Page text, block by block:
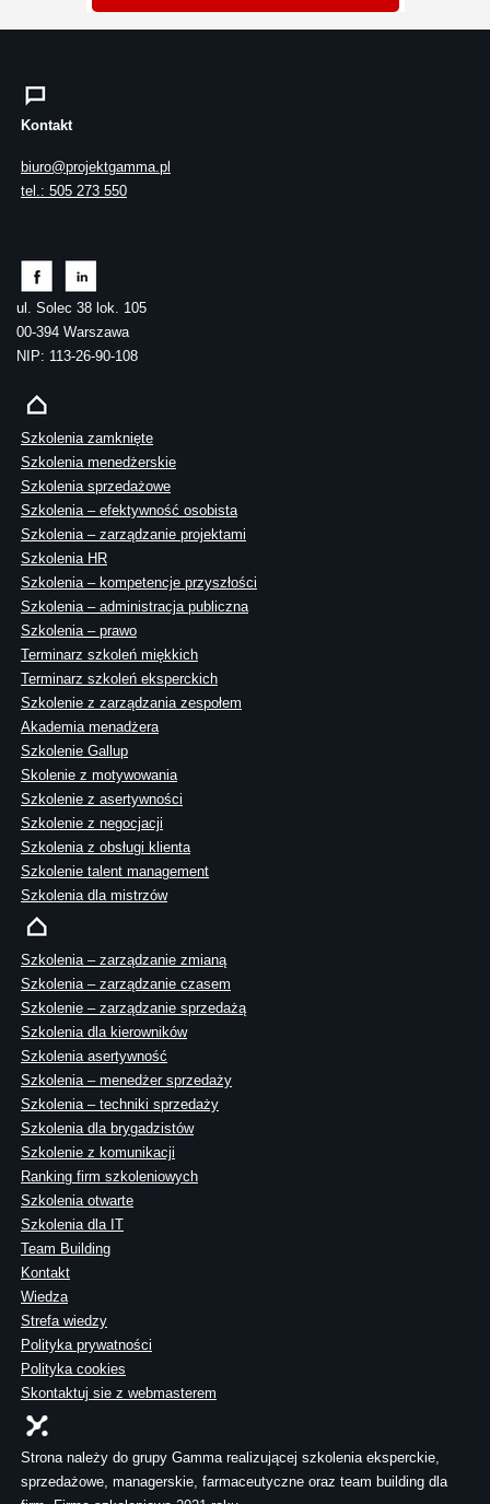
Kontakt
biuro@projektgamma.pl
tel.: 505 273 550
ul. Solec 38 lok. 105
00-394 Warszawa
NIP: 113-26-90-108
Szkolenia zamknięte
Szkolenia menedżerskie
Szkolenia sprzedażowe
Szkolenia – efektywność osobista
Szkolenia – zarządzanie projektami
Szkolenia HR
Szkolenia – kompetencje przyszłości
Szkolenia – administracja publiczna
Szkolenia – prawo
Terminarz szkoleń miękkich
Terminarz szkoleń eksperckich
Szkolenie z zarządzania zespołem
Akademia menadżera
Szkolenie Gallup
Skolenie z motywowania
Szkolenie z asertywności
Szkolenie z negocjacji
Szkolenia z obsługi klienta
Szkolenie talent management
Szkolenia dla mistrzów
Szkolenia – zarządzanie zmianą
Szkolenia – zarządzanie czasem
Szkolenie – zarządzanie sprzedażą
Szkolenia dla kierowników
Szkolenia asertywność
Szkolenia – menedżer sprzedaży
Szkolenia – techniki sprzedaży
Szkolenia dla brygadzistów
Szkolenie z komunikacji
Ranking firm szkoleniowych
Szkolenia otwarte
Szkolenia dla IT
Team Building
Kontakt
Wiedza
Strefa wiedzy
Polityka prywatności
Polityka cookies
Skontaktuj sie z webmasterem
Strona należy do grupy Gamma realizującej szkolenia eksperckie,
sprzedażowe, managerskie, farmaceutyczne oraz team building dla